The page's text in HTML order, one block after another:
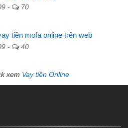
- 70
tiền mofa online trên web
- 40
xem Vay tiền Online